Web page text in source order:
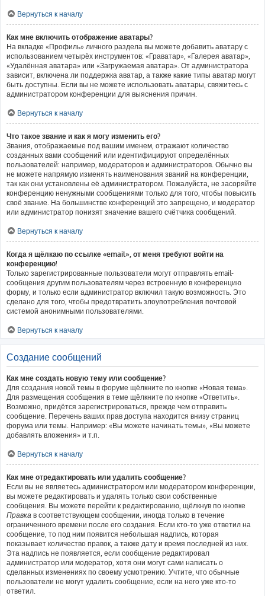
Вернуться к началу
Как мне включить отображение аватары?
На вкладке «Профиль» личного раздела вы можете добавить аватару с
использованием четырёх инструментов: «Граватар», «Галерея аватар»,
«Удалённая аватара» или «Загружаемая аватара». От администратора
зависит, включена ли поддержка аватар, а также какие типы аватар могут
быть доступны. Если вы не можете использовать аватары, свяжитесь с
администратором конференции для выяснения причин.
Вернуться к началу
Что такое звание и как я могу изменить его?
Звания, отображаемые под вашим именем, отражают количество
созданных вами сообщений или идентифицируют определённых
пользователей: например, модераторов и администраторов. Обычно вы
не можете напрямую изменять наименования званий на конференции,
так как они установлены её администратором. Пожалуйста, не засоряйте
конференцию ненужными сообщениями только для того, чтобы повысить
своё звание. На большинстве конференций это запрещено, и модератор
или администратор понизят значение вашего счётчика сообщений.
Вернуться к началу
Когда я щёлкаю по ссылке «email», от меня требуют войти на
конференцию!
Только зарегистрированные пользователи могут отправлять email-
сообщения другим пользователям через встроенную в конференцию
форму, и только если администратор включил такую возможность. Это
сделано для того, чтобы предотвратить злоупотребления почтовой
системой анонимными пользователями.
Вернуться к началу
Создание сообщений
Как мне создать новую тему или сообщение?
Для создания новой темы в форуме щёлкните по кнопке «Новая тема».
Для размещения сообщения в теме щёлкните по кнопке «Ответить».
Возможно, придётся зарегистрироваться, прежде чем отправить
сообщение. Перечень ваших прав доступа находится внизу страниц
форума или темы. Например: «Вы можете начинать темы», «Вы можете
добавлять вложения» и т.п.
Вернуться к началу
Как мне отредактировать или удалить сообщение?
Если вы не являетесь администратором или модератором конференции,
вы можете редактировать и удалять только свои собственные
сообщения. Вы можете перейти к редактированию, щёлкнув по кнопке
Правка в соответствующем сообщении, иногда только в течение
ограниченного времени после его создания. Если кто-то уже ответил на
сообщение, то под ним появится небольшая надпись, которая
показывает количество правок, а также дату и время последней из них.
Эта надпись не появляется, если сообщение редактировал
администратор или модератор, хотя они могут сами написать о
сделанных изменениях по своему усмотрению. Учтите, что обычные
пользователи не могут удалить сообщение, если на него уже кто-то
ответил.